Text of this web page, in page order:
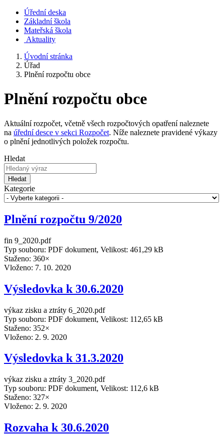
Úřední deska
Základní škola
Mateřská škola
Aktuality
Úvodní stránka
Úřad
Plnění rozpočtu obce
Plnění rozpočtu obce
Aktuální rozpočet, včetně všech rozpočtových opatření naleznete
na úřední desce v sekci Rozpočet. Níže naleznete pravidené výkazy
o plnění jednotlivých položek rozpočtu.
Hledat
Hledat
Kategorie
Plnění rozpočtu 9/2020
fin 9_2020.pdf
Typ souboru: PDF dokument, Velikost: 461,29 kB
Staženo: 360×
Vloženo: 7. 10. 2020
Výsledovka k 30.6.2020
výkaz zisku a ztráty 6_2020.pdf
Typ souboru: PDF dokument, Velikost: 112,65 kB
Staženo: 352×
Vloženo: 2. 9. 2020
Výsledovka k 31.3.2020
výkaz zisku a ztráty 3_2020.pdf
Typ souboru: PDF dokument, Velikost: 112,6 kB
Staženo: 327×
Vloženo: 2. 9. 2020
Rozvaha k 30.6.2020